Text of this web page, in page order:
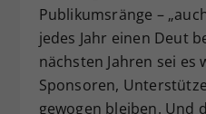
Publikumsränge –
jedes Jahr einen Deut
nächsten Jahren sei es
Sponsoren,
gewogen bleiben. Und